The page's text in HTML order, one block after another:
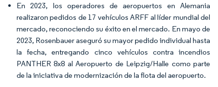
En 2023, los operadores de aeropuertos en Alemania
realizaron pedidos de 17 vehículos ARFF al líder mundial del
mercado, reconociendo su éxito en el mercado. En mayo de
2023, Rosenbauer aseguró su mayor pedido individual hasta
la fecha, entregando cinco vehículos contra incendios
PANTHER 8x8 al Aeropuerto de Leipzig/Halle como parte
de la iniciativa de modernización de la flota del aeropuerto.